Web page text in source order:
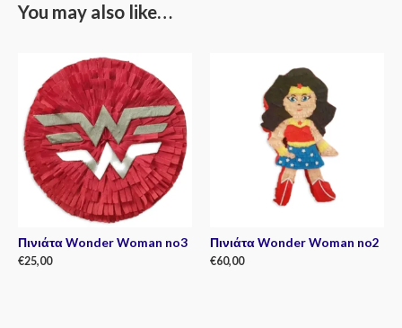
You may also like…
Πινιάτα Wonder Woman no3
€25,00
Πινιάτα Wonder Woman no2
€60,00